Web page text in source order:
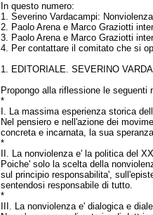
In questo numero:
1. Severino Vardacampi: Nonviolenza
2. Paolo Arena e Marco Graziotti
3. Paolo Arena e Marco Graziotti
4. Per contattare il comitato che si
1. EDITORIALE. SEVERINO
Propongo alla riflessione le seguenti
*
I. La massima esperienza storica
Nel pensiero e nell'azione dei
concreta e incarnata, la sua
*
II. La nonviolenza e' la politica del
Poiche' solo la scelta della
sul principio responsabilita',
sentendosi responsabile di tutto.
*
III. La nonviolenza e' dialogica e